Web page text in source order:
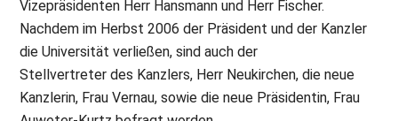
Vizepräsidenten Herr Hansmann und Herr Fischer.
Nachdem im Herbst 2006 der Präsident und der Kanzler
die Universität verließen, sind auch der
Stellvertreter des Kanzlers, Herr Neukirchen, die neue
Kanzlerin, Frau Vernau, sowie die neue Präsidentin, Frau